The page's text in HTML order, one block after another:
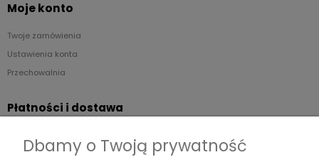
Moje konto
Twoje zamówienia
Ustawienia konta
Przechowalnia
Płatności i dostawa
Czas i koszty dostawy
Dbamy o Twoją prywatność